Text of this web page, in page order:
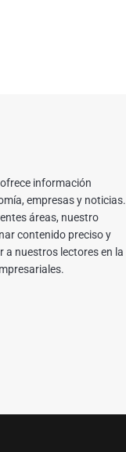
información
empresas y noticias.
áreas, nuestro
contenido preciso y
a nuestros lectores en la